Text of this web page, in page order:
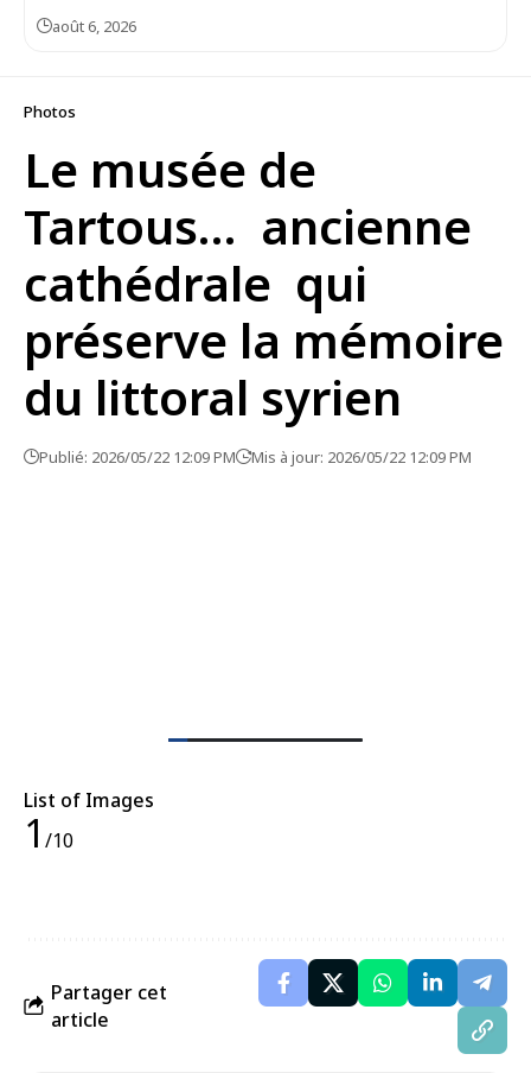
août 6, 2026
Photos
Le musée de
Tartous… ancienne
cathédrale qui
préserve la mémoire
du littoral syrien
Publié: 2026/05/22 12:09 PM Mis à jour: 2026/05/22 12:09 PM
List of Images
1 /10
Partager cet
article